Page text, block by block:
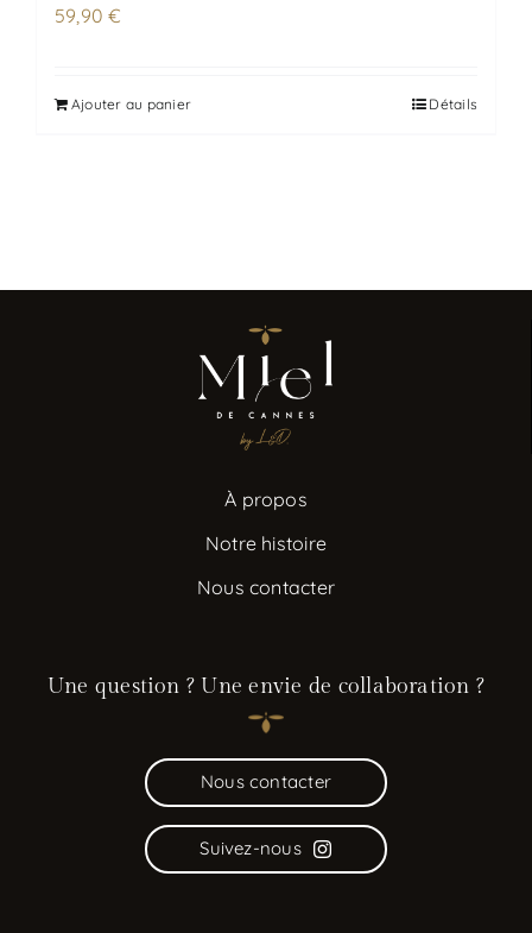
59,90€
Ajouter au panier Détails
À propos
Notre histoire
Nous contacter
Une question ? Une envie de collaboration ?
Nous contacter
Suivez-nous